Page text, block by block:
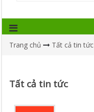
Trang chủ Tất cả tin tức
Tất cả tin tức